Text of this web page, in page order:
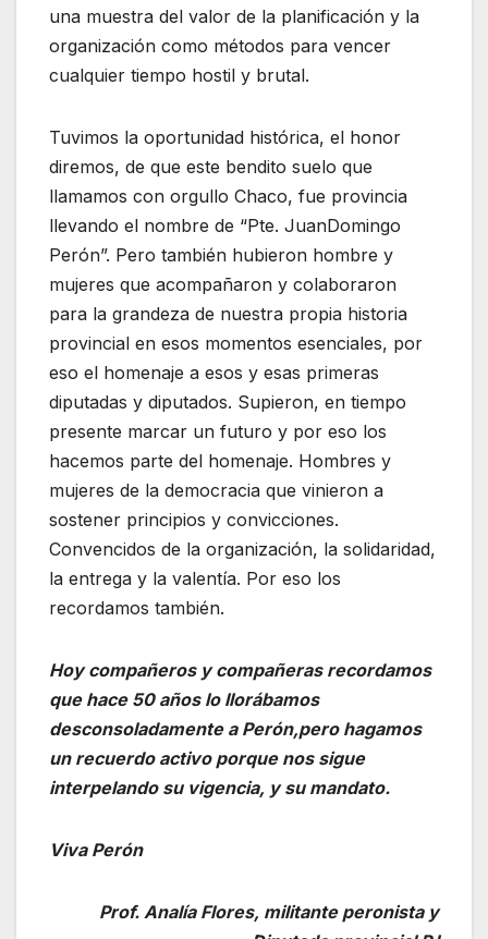
una muestra del valor de la planificación y la
organización como métodos para vencer
cualquier tiempo hostil y brutal.
Tuvimos la oportunidad histórica, el honor
diremos, de que este bendito suelo que
llamamos con orgullo Chaco, fue provincia
llevando el nombre de “Pte. JuanDomingo
Perón”. Pero también hubieron hombre y
mujeres que acompañaron y colaboraron
para la grandeza de nuestra propia historia
provincial en esos momentos esenciales, por
eso el homenaje a esos y esas primeras
diputadas y diputados. Supieron, en tiempo
presente marcar un futuro y por eso los
hacemos parte del homenaje. Hombres y
mujeres de la democracia que vinieron a
sostener principios y convicciones.
Convencidos de la organización, la solidaridad,
la entrega y la valentía. Por eso los
recordamos también.
Hoy compañeros y compañeras recordamos
que hace 50 años lo llorábamos
desconsoladamente a Perón,pero hagamos
un recuerdo activo porque nos sigue
interpelando su vigencia, y su mandato.
Viva Perón
Prof. Analía Flores, militante peronista y